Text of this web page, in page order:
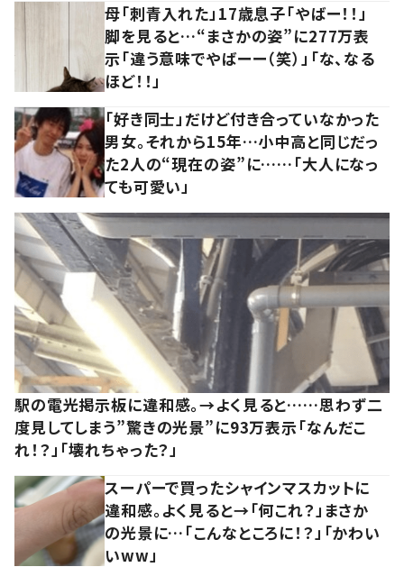
母「刺青入れた」17歳息子「やばー！！」
脚を見ると…“まさかの姿”に277万表
示「違う意味でやばーー（笑）」「な、なる
ほど！！」
「好き同士」だけど付き合っていなかった
男女。それから15年…小中高と同じだっ
た2人の“現在の姿”に……「大人になっ
ても可愛い」
駅の電光掲示板に違和感。→よく見ると……思わず二
度見してしまう”驚きの光景”に93万表示「なんだこ
れ！？」「壊れちゃった？」
スーパーで買ったシャインマスカットに
違和感。よく見ると→「何これ？」まさか
の光景に…「こんなところに！？」「かわい
いww」